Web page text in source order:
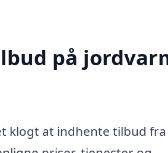
på
klogt at indhente tilbud